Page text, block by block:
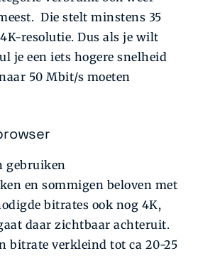
Die stelt minstens 35
resolutie. Dus als je wilt
je een iets hogere snelheid
50 Mbit/s moeten
gebruiken
en sommigen beloven met
bitrates ook nog 4K,
daar zichtbaar achteruit.
bitrate verkleind tot ca 20-25